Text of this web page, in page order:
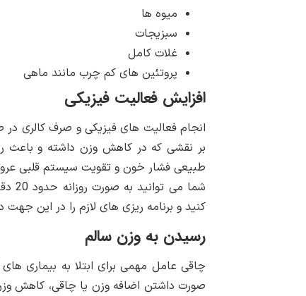
میوه ها
سبزیجات
غلات کامل
پروتئین های کم چرب مانند ماهی
افزایش فعالیت فیزیکی
انجام فعالیت های فیزیکی و صرف کالری
بر نقشی که در کاهش وزن داشته و باعث
طبیعی فشار خون و تقویت سیستم قلبی
کنید و برنامه ریزی های لازم را در این جهت داشته باشید ،این برابر
رسیدن به وزن سالم
چاقی عامل مهمی برای ابتلا به بیماری
صورت داشتن اضافه وزن یا چاقی، کاهش